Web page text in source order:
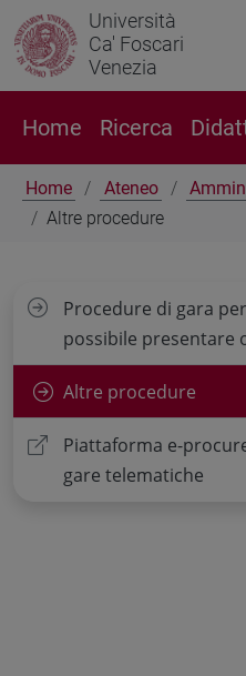
Università
Ca' Foscari
Venezia
Home Ricerca
Home Ateneo
Altre procedure
Procedure di gara
possibile presentare
Altre procedure
Piattaforma e-
gare telematiche